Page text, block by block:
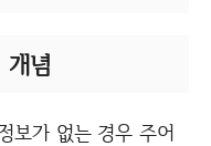
념
보가 없는 경우 주어